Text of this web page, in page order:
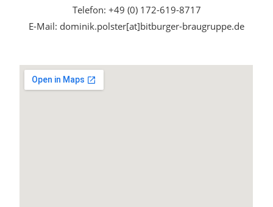
Telefon: +49 (0) 172-619-8717
E-Mail: dominik.polster[at]bitburger-braugruppe.de